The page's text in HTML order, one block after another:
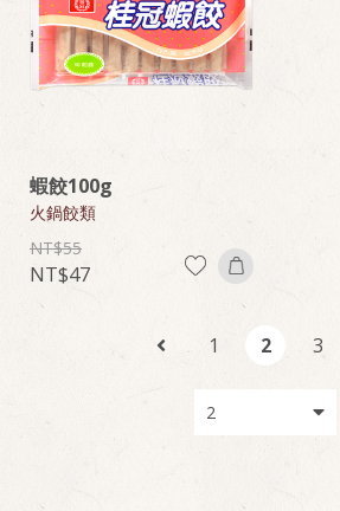
蝦餃100g
火鍋餃類
55
47
1 2 3